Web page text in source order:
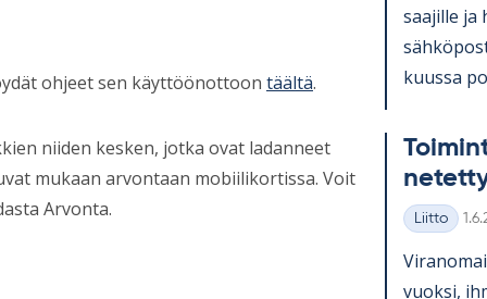
ohjeet sen käyttöönottoon täältä.
niiden kesken, jotka ovat ladanneet
mukaan arvontaan mobiilikortissa. Voit
Arvonta.
saa­jille ja
kuussa
Kategoriat
Liitto
vuoksi,